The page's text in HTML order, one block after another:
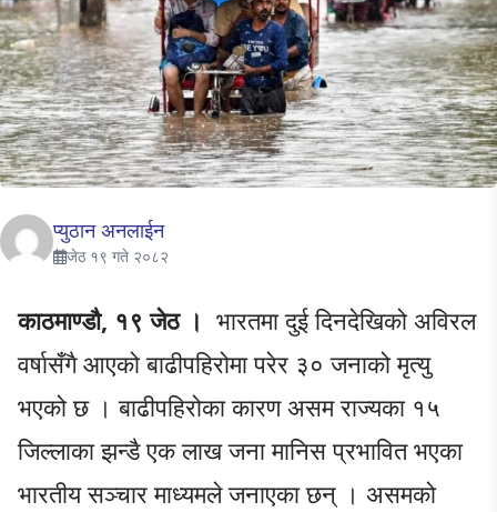
प्युठान अनलाईन
जेठ १९ गते २०८२
काठमाण्डौ, १९ जेठ । भारतमा दुई दिनदेखिको अविरल
वर्षासँगै आएको बाढीपहिरोमा परेर ३० जनाको मृत्यु
भएको छ । बाढीपहिरोका कारण असम राज्यका १५
जिल्लाका झन्डै एक लाख जना मानिस प्रभावित भएका
भारतीय सञ्चार माध्यमले जनाएका छन् । असमको